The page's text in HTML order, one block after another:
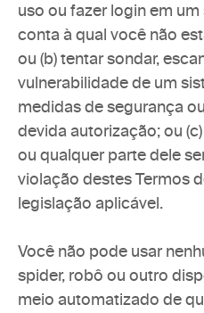
uso ou fazer login em
conta à qual você não
ou (b) tentar sondar,
vulnerabilidade de um
medidas de segurança
devida autorização; ou
ou qualquer parte dele
violação destes Termos
legislação aplicável.
Você não pode usar
spider, robô ou outro
meio automatizado de